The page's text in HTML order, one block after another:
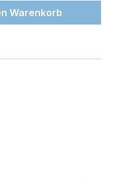
Warenkorb